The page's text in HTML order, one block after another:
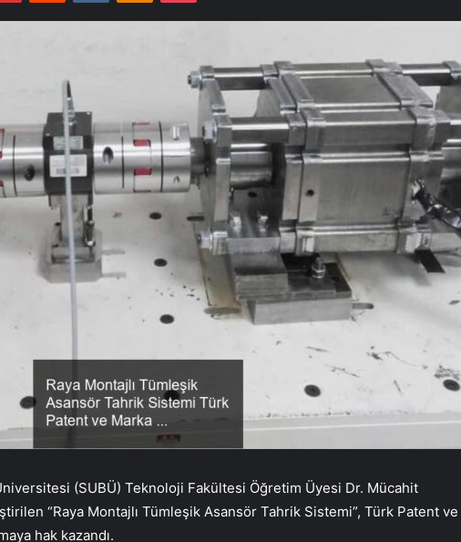
(SUBÜ) Teknoloji Fakültesi Öğretim Üyesi Dr. Mücahit
“Raya Montajlı Tümleşik Asansör Tahrik Sistemi”, Türk Patent ve
hak kazandı.